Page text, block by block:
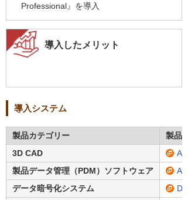
Professional』を導入
導入したメリット
導入システム
製品カテゴリー
製品
3D CAD
製品データ管理（PDM）ソフトウェア
データ暗号化システム